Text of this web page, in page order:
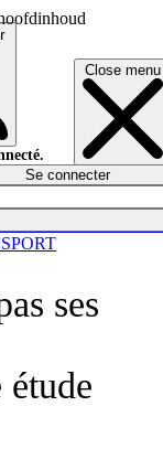
Close menu
Se connecter
ses
étude